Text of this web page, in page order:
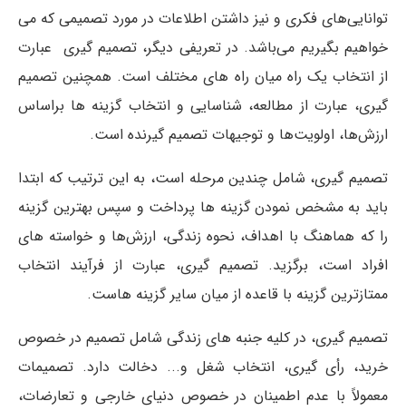
توانایی‌های فکری و نیز داشتن اطلاعات در مورد تصمیمی که می‏
خواهیم بگیریم می‌باشد. در تعریفی دیگر، تصمیم ‏گیری ‌ عبارت
از انتخاب یک راه میان راه‏ های مختلف است. همچنین تصمیم
‏گیری، عبارت از مطالعه، شناسایی و انتخاب گزینه ‏ها براساس
ارزش‌ها، اولویت‌ها و توجیهات تصمیم ­گیرنده است.
تصمیم ‏گیری، شامل چندین مرحله است، به این ترتیب که ابتدا
باید به مشخص نمودن گزینه ‏ها پرداخت و سپس بهترین گزینه
را که هماهنگ با اهداف، نحوه زندگی، ارزش‌ها و خواسته ‏های
افراد است، برگزید. تصمیم‏ گیری، عبارت از فرآیند انتخاب
ممتازترین گزینه با قاعده از میان سایر گزینه ‏هاست.
تصمیم ‏گیری، در کلیه جنبه‏ های زندگی شامل تصمیم در خصوص
خرید، رأی گیری، انتخاب شغل و... دخالت دارد. تصمیمات
معمولاً با عدم اطمینان در خصوص دنیای خارجی و تعارضات،